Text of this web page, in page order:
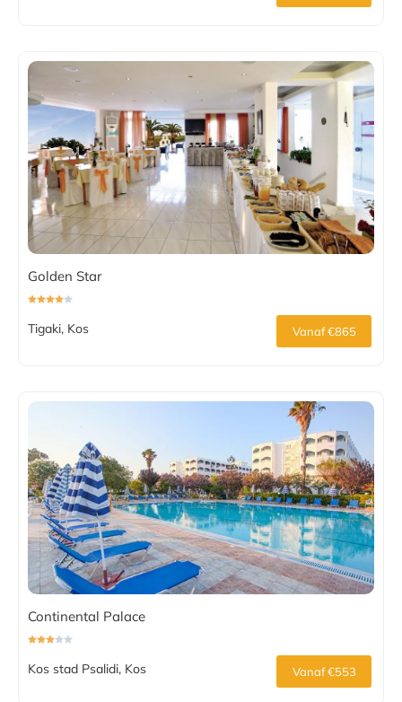
Golden Star
Tigaki, Kos Vanaf €865
Continental Palace
Kos stad Psalidi, Kos Vanaf €553